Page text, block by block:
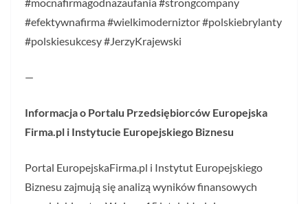
#mocnafirmagodnazaufania #strongcompany
#efektywnafirma #wielkimoderniztor #polskiebrylanty
#polskiesukcesy #JerzyKrajewski
—
Informacja o Portalu Przedsiębiorców Europejska
Firma.pl i Instytucie Europejskiego Biznesu
Portal EuropejskaFirma.pl i Instytut Europejskiego
Biznesu zajmują się analizą wyników finansowych